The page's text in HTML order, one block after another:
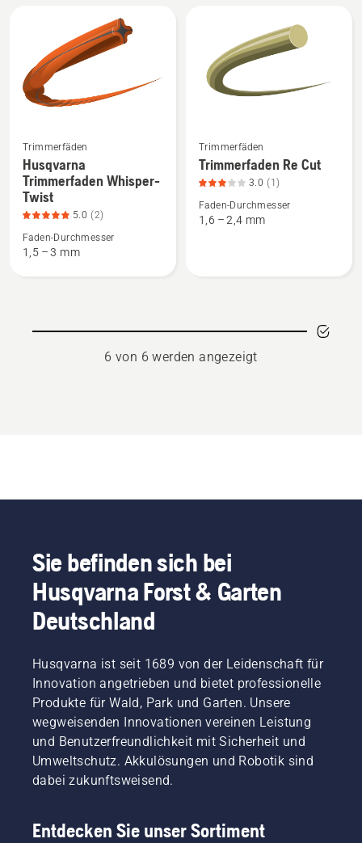
Produktbewertung
Mehr
Details
zu
Husqvarna
Whisper-
Trimmerfäden
Husqvarna
Trimmerfaden Whisper-
Twist
5.0 (2)
Faden-Durchmesser
1,5 – 3 mm
Mehr
Details
zu
Trimmerfaden
Trimmerfäden
Trimmerfaden Re Cut
3.0 (1)
Faden-Durchmesser
1,6 – 2,4 mm
6 von 6 werden angezeigt
Sie befinden sich bei
Husqvarna Forst & Garten
Deutschland
Husqvarna ist seit 1689 von der Leidenschaft für
Innovation angetrieben und bietet professionelle
Produkte für Wald, Park und Garten. Unsere
wegweisenden Innovationen vereinen Leistung
und Benutzerfreundlichkeit mit Sicherheit und
Umweltschutz. Akkulösungen und Robotik sind
dabei zukunftsweisend.
Entdecken Sie unser Sortiment